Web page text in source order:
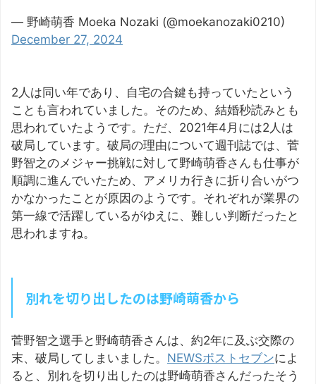
— 野崎萌香 Moeka Nozaki (@moekanozaki0210)
December 27, 2024
2人は同い年であり、自宅の合鍵も持っていたという
ことも言われていました。そのため、結婚秒読みとも
思われていたようです。ただ、2021年4月には2人は
破局しています。破局の理由について週刊誌では、菅
野智之のメジャー挑戦に対して野崎萌香さんも仕事が
順調に進んでいたため、アメリカ行きに折り合いがつ
かなかったことが原因のようです。それぞれが業界の
第一線で活躍しているがゆえに、難しい判断だったと
思われますね。
別れを切り出したのは野崎萌香から
菅野智之選手と野崎萌香さんは、約2年に及ぶ交際の
末、破局してしまいました。 NEWSポストセブンによ
ると、別れを切り出したのは野崎萌香さんだったそう